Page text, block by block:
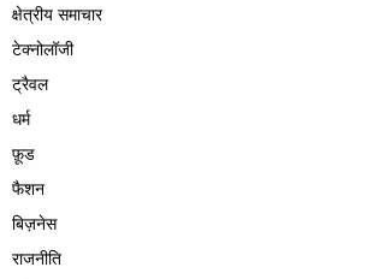
क्षेत्रीय समाचार
टेक्नोलॉजी
ट्रैवल
धर्म
फ़ूड
फैशन
बिज़नेस
राजनीति